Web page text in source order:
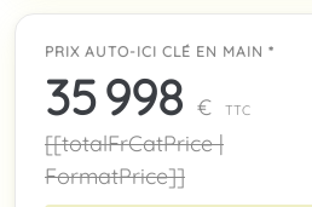
PRIX AUTO-ICI CLÉ EN MAIN *
35 998 € TTC
[[totalFrCatPrice |
FormatPrice]]